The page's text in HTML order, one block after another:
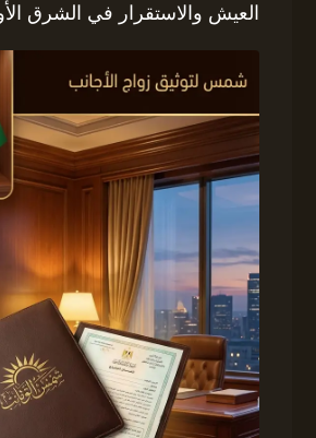
العيش والاستقرار في الشرق